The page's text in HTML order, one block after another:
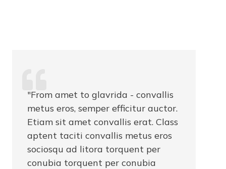
"From amet to glavrida - convallis
metus eros, semper efficitur auctor.
Etiam sit amet convallis erat. Class
aptent taciti convallis metus eros
sociosqu ad litora torquent per
conubia torquent per conubia